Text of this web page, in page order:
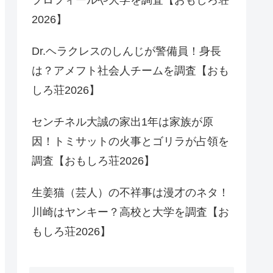
2026】
Dr.ヘラクレスのしんじが警備員！身長
は？アメフト社会人チームを調査【おも
しろ荘2026】
センチネル大誠の家出1年は家族が原
因！トミサットの火事とゴリラが占領を
調査【おもしろ荘2026】
生姜猫（芸人）の不祥事は漫才のネタ！
川崎はヤンキー？高校と大学を調査【お
もしろ荘2026】